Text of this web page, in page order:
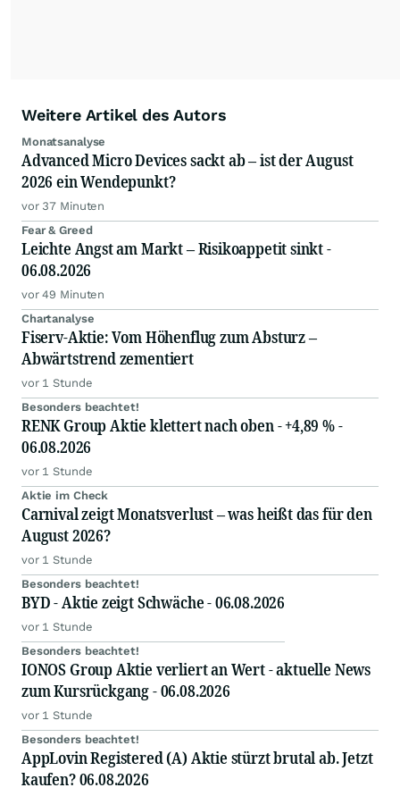
Weitere Artikel des Autors
Monatsanalyse
Advanced Micro Devices sackt ab – ist der August
2026 ein Wendepunkt?
vor 37 Minuten
Fear & Greed
Leichte Angst am Markt – Risikoappetit sinkt -
06.08.2026
vor 49 Minuten
Chartanalyse
Fiserv-Aktie: Vom Höhenflug zum Absturz –
Abwärtstrend zementiert
vor 1 Stunde
Besonders beachtet!
RENK Group Aktie klettert nach oben - +4,89 % -
06.08.2026
vor 1 Stunde
Aktie im Check
Carnival zeigt Monatsverlust – was heißt das für den
August 2026?
vor 1 Stunde
Besonders beachtet!
BYD - Aktie zeigt Schwäche - 06.08.2026
vor 1 Stunde
Besonders beachtet!
IONOS Group Aktie verliert an Wert - aktuelle News
zum Kursrückgang - 06.08.2026
vor 1 Stunde
Besonders beachtet!
AppLovin Registered (A) Aktie stürzt brutal ab. Jetzt
kaufen? 06.08.2026